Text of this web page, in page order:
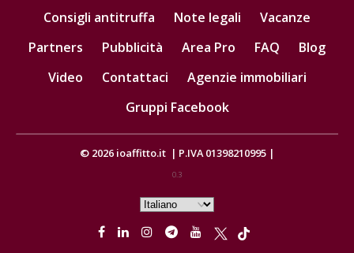
Consigli antitruffa
Note legali
Vacanze
Partners
Pubblicità Area Pro FAQ
Blog
Video
Contattaci
Agenzie immobiliari
Gruppi Facebook
© 2026 ioaffitto.it | P.IVA 01398210995 |
0.3